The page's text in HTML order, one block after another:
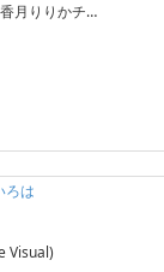
月りりかチ…
ろは
Visual)